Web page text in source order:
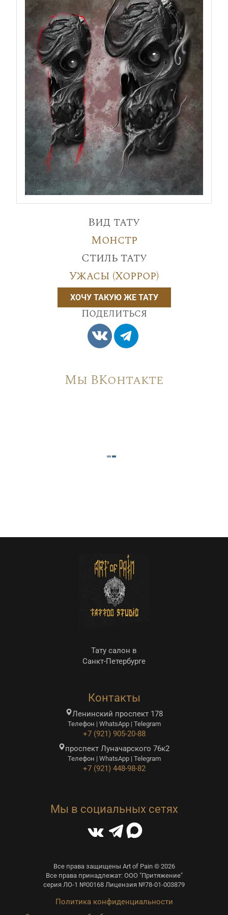
Вид тату
Монстр
Стиль тату
Ужасы (Хоррор)
ХОЧУ ТАКУЮ ЖЕ ТАТУ
Поделиться
Мы ВКонтакте
Тату салон в
Санкт-Петербурге
Контакты
Ленинский проспект 178
Телефон | WhatsApp | Telegram
+7 (921) 905-20-88
проспект Луначарского 76к2
Телефон | WhatsApp | Telegram
+7 (921) 448-98-82
Мы в социальных сетях
Все права защищены Art of Pain © 2026
Все права принадлежат: ООО "Притяжение"
серия ЛО-1 №00168 Лицензия №78-01-003879
Политика конфиденциальности